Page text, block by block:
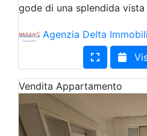
gode di una splendida
Agenzia Delta
Vendita Appartamento